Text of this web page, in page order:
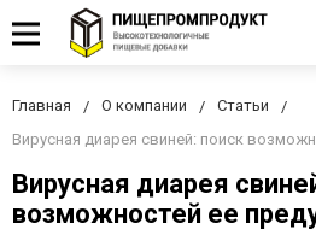
Главная О компании
Статьи
Вирусная диарея свиней: поиск
Вирусная диарея
возможностей ее